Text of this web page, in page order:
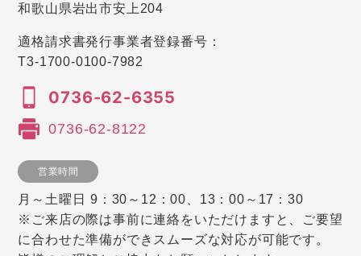
和歌山県岩出市安上204
適格請求書発行事業者登録番号：
T3-1700-0100-7982
0736-62-6355
0736-62-8122
営業時間
月～土曜日 9：30～12：00、13：00～17：30
※ご来店の際は事前に連絡をいただけますと、ご要望
に合わせた準備ができスムーズな対応が可能です。